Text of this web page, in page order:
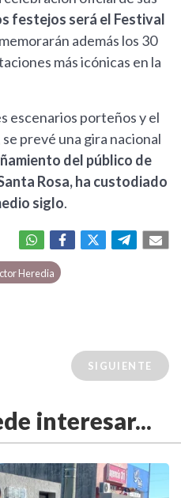
festejos será el Festival
además los 30
más icónicas en la
escenarios porteños y el
prevé una gira nacional
del público de
Rosa, ha custodiado
siglo.
Heredia
SIGUIENTE
interesar...